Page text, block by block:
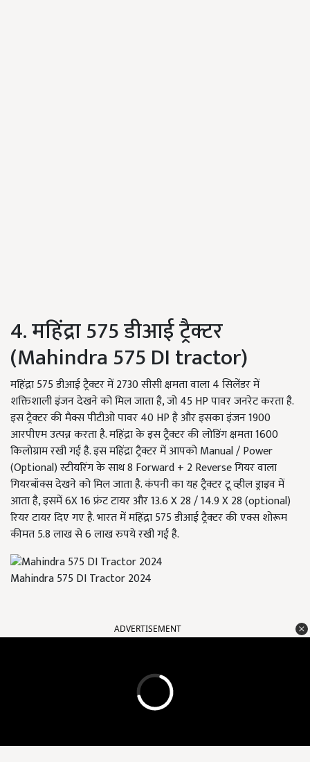
4. महिंद्रा 575 डीआई ट्रैक्टर
(Mahindra 575 DI tractor)
महिंद्रा 575 डीआई ट्रैक्टर में 2730 सीसी क्षमता वाला 4 सिलेंडर में
शक्तिशाली इंजन देखने को मिल जाता है, जो 45 HP पावर जनरेट करता है.
इस ट्रैक्टर की मैक्स पीटीओ पावर 40 HP है और इसका इंजन 1900
आरपीएम उत्पन्न करता है. महिंद्रा के इस ट्रैक्टर की लोडिंग क्षमता 1600
किलोग्राम रखी गई है. इस महिंद्रा ट्रैक्टर में आपको Manual / Power
(Optional) स्टीयरिंग के साथ 8 Forward + 2 Reverse गियर वाला
गियरबॉक्स देखने को मिल जाता है. कंपनी का यह ट्रैक्टर टू व्हील ड्राइव में
आता है, इसमें 6X 16 फ्रंट टायर और 13.6 X 28 / 14.9 X 28 (optional)
रियर टायर दिए गए है. भारत में महिंद्रा 575 डीआई ट्रैक्टर की एक्स शोरूम
कीमत 5.8 लाख से 6 लाख रुपये रखी गई है.
Mahindra 575 DI Tractor 2024
ADVERTISEMENT